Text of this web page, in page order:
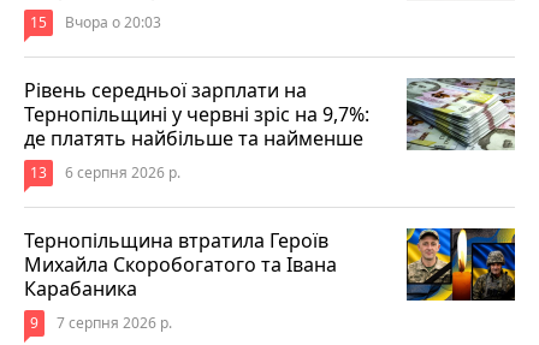
15 Вчора о 20:03
Рівень середньої зарплати на
Тернопільщині у червні зріс на 9,7%:
де платять найбільше та найменше
13 6 серпня 2026 р.
Тернопільщина втратила Героїв
Михайла Скоробогатого та Івана
Карабаника
9 7 серпня 2026 р.